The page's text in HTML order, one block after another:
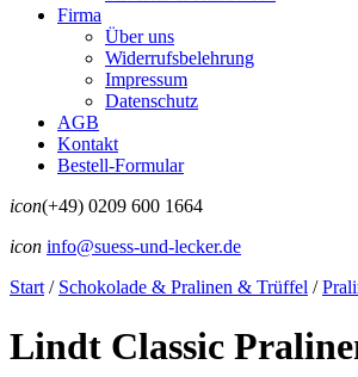
Firma
Über uns
Widerrufsbelehrung
Impressum
Datenschutz
AGB
Kontakt
Bestell-Formular
icon(+49) 0209 600 1664
icon info@suess-und-lecker.de
Start / Schokolade & Pralinen & Trüffel /
Lindt Classic